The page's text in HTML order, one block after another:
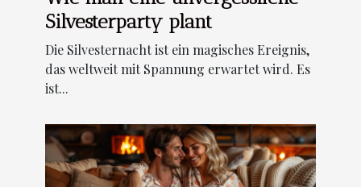
Silvesterparty plant
Die Silvesternacht ist ein magisches Ereignis,
das weltweit mit Spannung erwartet wird. Es
ist...